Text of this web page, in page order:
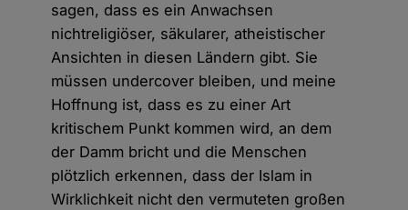
sagen, dass es ein Anwachsen
nichtreligiöser, säkularer, atheistischer
Ansichten in diesen Ländern gibt. Sie
müssen undercover bleiben, und meine
Hoffnung ist, dass es zu einer Art
kritischem Punkt kommen wird, an dem
der Damm bricht und die Menschen
plötzlich erkennen, dass der Islam in
Wirklichkeit nicht den vermuteten großen